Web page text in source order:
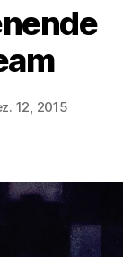
12, 2015